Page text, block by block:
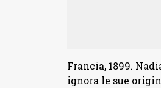
Francia, 1899.
ignora le sue